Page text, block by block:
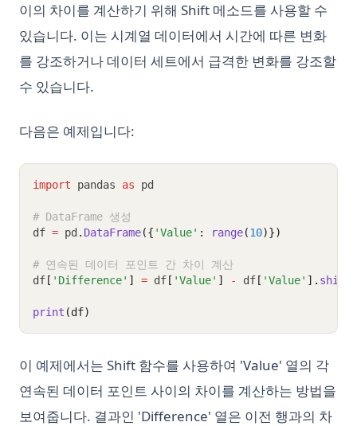
이의 차이를 계산하기 위해 Shift 메소드를 사용할 수
있습니다. 이는 시계열 데이터에서 시간에 따른 변화
를 강조하거나 데이터 세트에서 급격한 변화를 강조할
수 있습니다.
다음은 예제입니다:
import pandas as pd
# DataFrame 생성
df = pd . DataFrame({ 'Value' : range(10)})
# 연속된 데이터 포인트 간 차이 계산
df [ 'Difference' ] = df [ 'Value' ] - df [ 'Value' ]. shift
print (df)
이 예제에서는 Shift 함수를 사용하여 'Value' 열의 각
연속된 데이터 포인트 사이의 차이를 계산하는 방법을
보여줍니다. 결과인 'Difference' 열은 이전 행과의 차